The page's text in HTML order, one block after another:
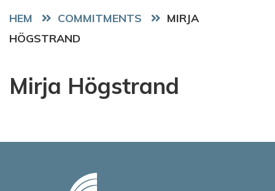
HEM COMMITMENTS
MIRJA
HÖGSTRAND
Mirja Högstrand